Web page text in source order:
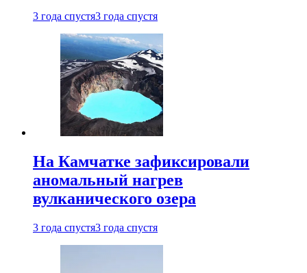
3 года спустя3 года спустя
На Камчатке зафиксировали
аномальный нагрев
вулканического озера
3 года спустя3 года спустя